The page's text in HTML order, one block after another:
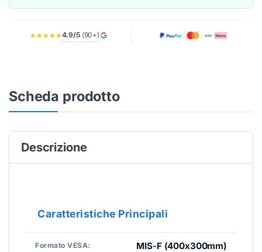
★★★★★4.9/5(90+)
Scheda prodotto
Descrizione
Caratteristiche Principali
Formato VESA: MIS-F (400x300mm)